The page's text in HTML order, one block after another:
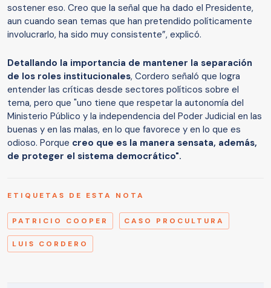
sostener eso. Creo que la señal que ha dado el Presidente,
aun cuando sean temas que han pretendido políticamente
involucrarlo, ha sido muy consistente”, explicó.
Detallando la importancia de mantener la separación
de los roles institucionales, Cordero señaló que logra
entender las críticas desde sectores políticos sobre el
tema, pero que "uno tiene que respetar la autonomía del
Ministerio Público y la independencia del Poder Judicial en las
buenas y en las malas, en lo que favorece y en lo que es
odioso. Porque creo que es la manera sensata, además,
de proteger el sistema democrático".
ETIQUETAS DE ESTA NOTA
PATRICIO COOPER CASO PROCULTURA
LUIS CORDERO